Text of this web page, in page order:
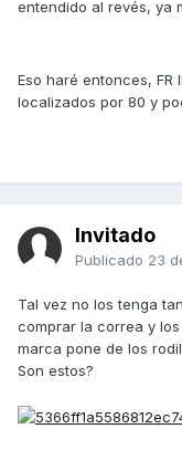
entendido al revés, ya
Eso haré entonces, FR
localizados por 80 y
Invitado
Publicado 23
Tal vez no los tenga
comprar la correa y
marca pone de los
Son estos?